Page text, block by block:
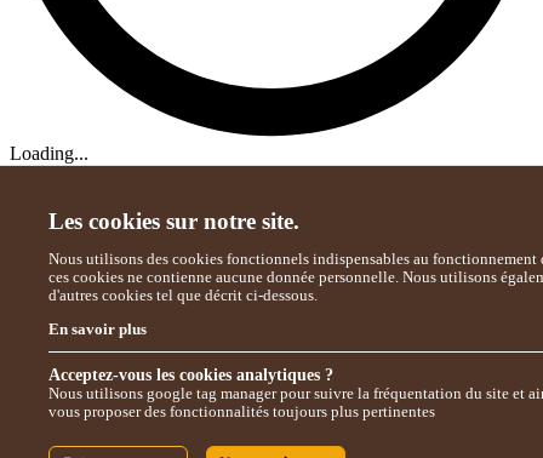
Les cookies sur notre site.
Nous utilisons des cookies fonctionnels indispensables au fonctionnement
ces cookies ne contienne aucune donnée personnelle. Nous utilisons
d'autres cookies tel que décrit ci-dessous.
En savoir plus
Acceptez-vous les cookies analytiques ?
Nous utilisons google tag manager pour suivre la fréquentation du site et
vous proposer des fonctionnalités toujours plus pertinentes
Loading...